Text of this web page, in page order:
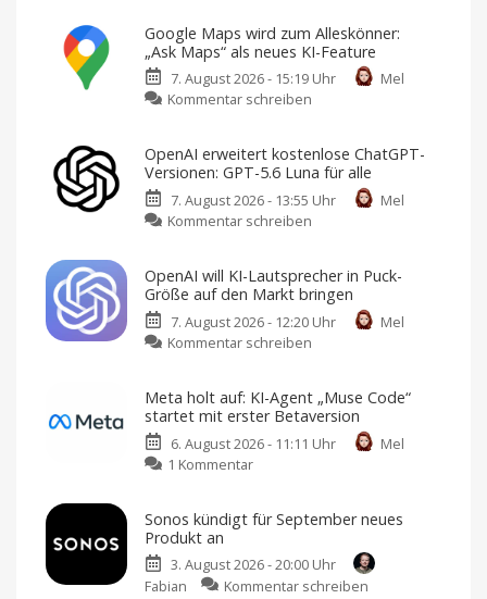
Google Maps wird zum Alleskönner:
„Ask Maps“ als neues KI-Feature
7. August 2026 - 15:19 Uhr
Mel
Kommentar schreiben
wird
zum
Alleskönner:
neues
KI-
Feature
und
mehr
OpenAI erweitert kostenlose ChatGPT-
Versionen: GPT-5.6 Luna für alle
7. August 2026 - 13:55 Uhr
Mel
Kommentar schreiben
kostenlose
ChatGPT-
Versionen:
für
alle
Ab
OpenAI will KI-Lautsprecher in Puck-
Größe auf den Markt bringen
7. August 2026 - 12:20 Uhr
Mel
Kommentar schreiben
KI-
Lautsprecher
in
den
bringen
Design
Meta holt auf: KI-Agent „Muse Code“
startet mit erster Betaversion
6. August 2026 - 11:11 Uhr
Mel
1 Kommentar
auf:
Agent
„Muse
Sonos kündigt für September neues
Produkt an
3. August 2026 - 20:00 Uhr
Fabian
Kommentar schreiben